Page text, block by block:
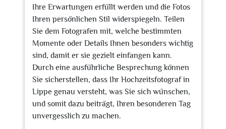
Ihre Erwartungen erfüllt werden und die Fotos
Ihren persönlichen Stil widerspiegeln. Teilen
Sie dem Fotografen mit, welche bestimmten
Momente oder Details Ihnen besonders wichtig
sind, damit er sie gezielt einfangen kann.
Durch eine ausführliche Besprechung können
Sie sicherstellen, dass Ihr Hochzeitsfotograf in
Lippe genau versteht, was Sie sich wünschen,
und somit dazu beiträgt, Ihren besonderen Tag
unvergesslich zu machen.